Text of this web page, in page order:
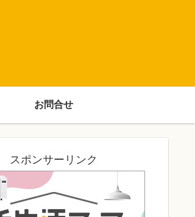
お問合せ
スポンサーリンク